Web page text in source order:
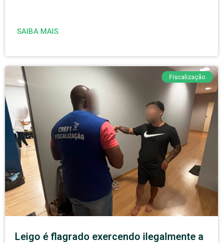
SAIBA MAIS
Fiscalização
Leigo é flagrado exercendo ilegalmente a